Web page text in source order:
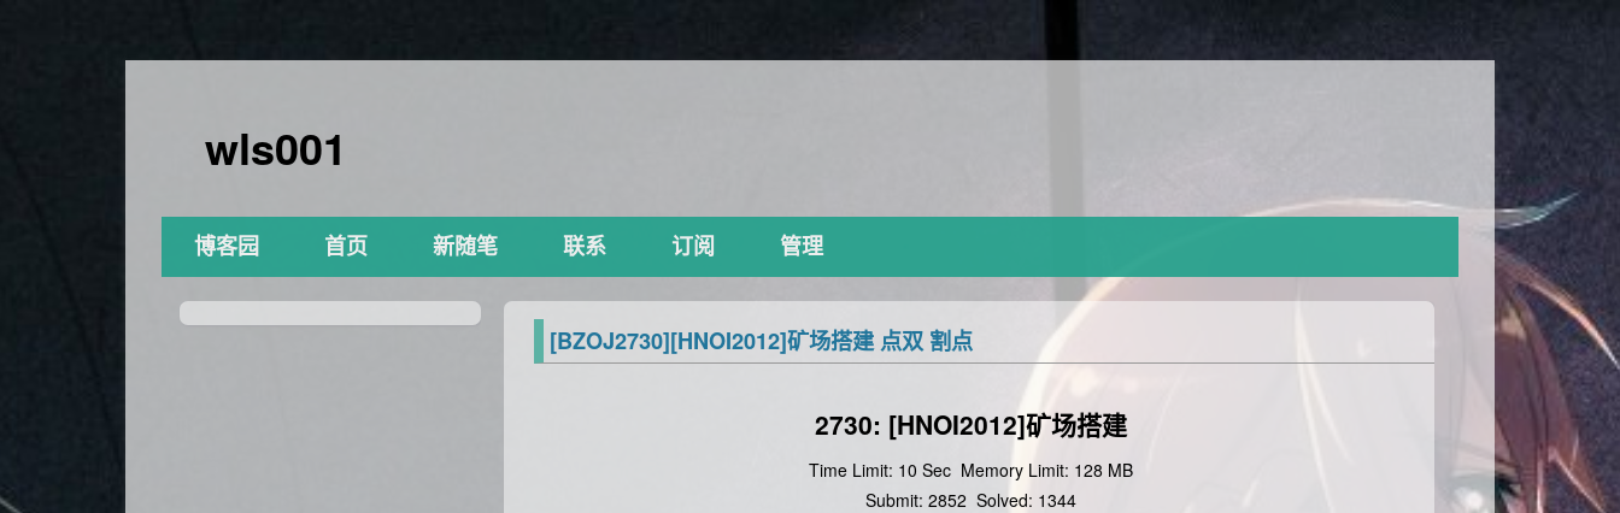
wls001
博客园 首页 新随笔 联系 订阅 管理
[BZOJ2730][HNOI2012]矿场搭建 点双 割点
2730: [HNOI2012]矿场搭建
Time Limit: 10 Sec Memory Limit: 128 MB
Submit: 2852 Solved: 1344